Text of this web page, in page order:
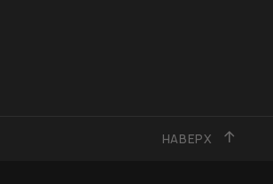
НАВЕРХ